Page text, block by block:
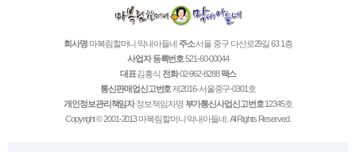
회사명 마복림할머니 막내아들네 주소서울 중구 다산로29길 63 1층
사업자 등록번호521-60-00044
대표김홍식 전화02-962-8288팩스
통신판매업신고번호제2016-서울중구-0301호
개인정보관리책임자정보책임자명 부가통신사업신고번호12345호
Copyright © 2001-2013 마복림할머니 막내아들네. All Rights Reserved.